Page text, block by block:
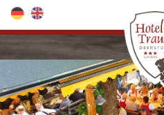
direkt zur Navigation
direkt zum Inhalt